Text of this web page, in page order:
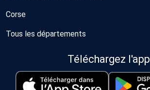
Corse
Tous les départements
Téléchargez l'app